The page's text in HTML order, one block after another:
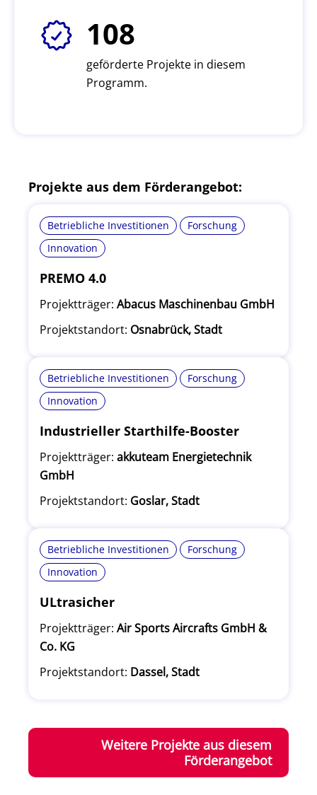
108
geförderte Projekte in diesem
Programm.
Projekte aus dem Förderangebot:
Betriebliche Investitionen
Forschung
Innovation
PREMO 4.0
Projektträger: Abacus Maschinenbau GmbH
Projektstandort: Osnabrück, Stadt
Betriebliche Investitionen
Forschung
Innovation
Industrieller Starthilfe-Booster
Projektträger: akkuteam Energietechnik
GmbH
Projektstandort: Goslar, Stadt
Betriebliche Investitionen
Forschung
Innovation
ULtrasicher
Projektträger: Air Sports Aircrafts GmbH &
Co. KG
Projektstandort: Dassel, Stadt
Weitere Projekte aus diesem
Förderangebot